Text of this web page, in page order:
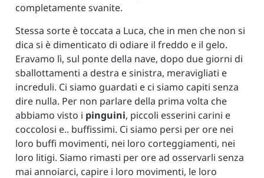
completamente svanite.
Stessa sorte è toccata a Luca, che in men che non si
dica si è dimenticato di odiare il freddo e il gelo.
Eravamo lì, sul ponte della nave, dopo due giorni di
sballottamenti a destra e sinistra, meravigliati e
increduli. Ci siamo guardati e ci siamo capiti senza
dire nulla. Per non parlare della prima volta che
abbiamo visto i pinguini, piccoli esserini carini e
coccolosi e.. buffissimi. Ci siamo persi per ore nei
loro buffi movimenti, nei loro corteggiamenti, nei
loro litigi. Siamo rimasti per ore ad osservarli senza
mai annoiarci, capire i loro movimenti, le loro